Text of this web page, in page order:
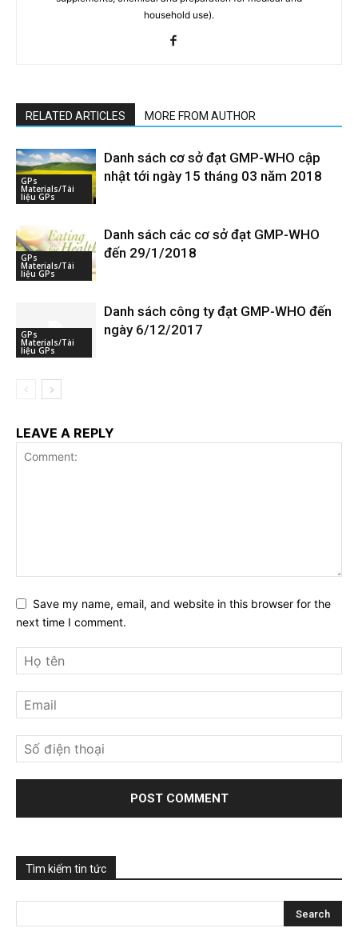
household use).
RELATED ARTICLES MORE FROM AUTHOR
GPs
Materials/Tài
liệu GPs
Danh sách cơ sở đạt GMP-WHO cập
nhật tới ngày 15 tháng 03 năm 2018
GPs
Materials/Tài
liệu GPs
Danh sách các cơ sở đạt GMP-WHO
đến 29/1/2018
GPs
Materials/Tài
liệu GPs
Danh sách công ty đạt GMP-WHO đến
ngày 6/12/2017
LEAVE A REPLY
Save my name, email, and website in this browser for the
next time I comment.
Tìm kiếm tin tức